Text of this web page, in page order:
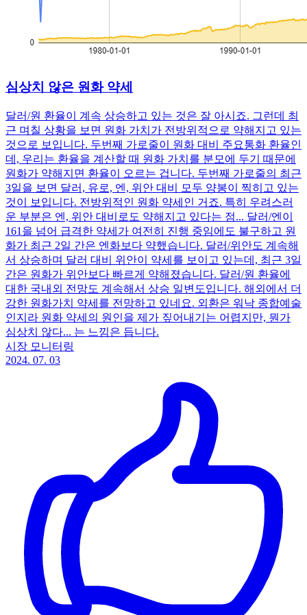
심상치 않은 원화 약세
달러/원 환율이 계속 상승하고 있는 것은 잘 아시죠. 그런데 최
근 며칠 상황을 보면 원화 가치가 전방위적으로 약해지고 있는
것으로 보입니다. 두번째 가로줄이 원화 대비 주요통화 환율인
데, 우리는 환율을 계산할 때 원화 가치를 분모에 두기 때문에
원화가 약해지면 환율이 오르는 겁니다. 두번째 가로줄의 최근
3일을 보면 달러, 유로, 엔, 위안 대비 모두 양봉이 찍히고 있는
것이 보입니다. 전방위적인 원화 약세인 거죠. 특히 우려스러
운 부분은 엔, 위안 대비로도 약해지고 있다는 점... 달러/엔이
161을 넘어 급격한 약세가 여전히 진행 중임에도 불구하고 원
화가 최근 2일 간은 엔화보다 약했습니다. 달러/위안도 계속해
서 상승하며 달러 대비 위안이 약세를 보이고 있는데, 최근 3일
간은 원화가 위안보다 빠르게 약해졌습니다. 달러/원 환율에
대한 국내외 전망도 계속해서 상승 일변도입니다. 해외에서 더
강한 원화가치 약세를 전망하고 있네요. 외환은 워낙 종합예술
인지라 원화 약세의 원인을 제가 짚어내기는 어렵지만, 뭔가
심상치 않다... 는 느낌은 듭니다.
시장 모니터링
2024. 07. 03